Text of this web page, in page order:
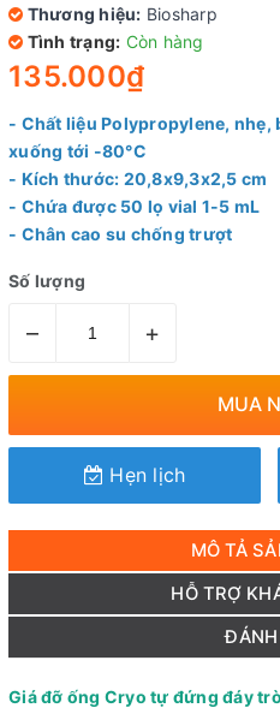
Thương hiệu: Biosharp
Tình trạng: Còn hàng
135.000₫
- Chất liệu Polypropylene, nhẹ,
xuống tới -80°C
- Kích thước: 20,8x9,3x2,5 cm
- Chứa được 50 lọ vial 1-5 mL
- Chân cao su chống trượt
Số lượng
– +
MUA
Hẹn lịch
MÔ TẢ
HỖ TRỢ
ĐÁNH
Giá đỡ ống Cryo tự đứng đáy